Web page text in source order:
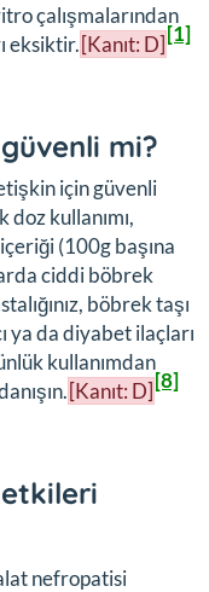
çalışmalarından
eksiktir.[Kanıt: D][1]
mi?
için güvenli
kullanımı,
(100g başına
ciddi böbrek
böbrek taşı
ya da diyabet ilaçları
kullanımdan
[Kanıt: D][8]
etkileri
nefropatisi